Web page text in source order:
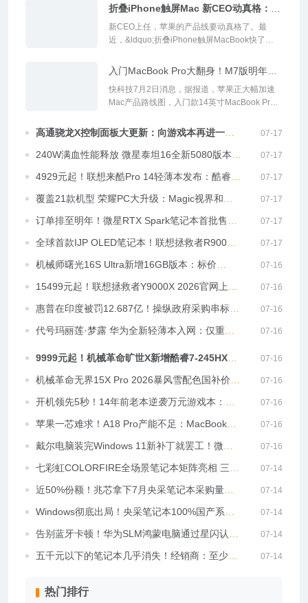
折叠iPhone触屏Mac 新CEO动真格：苹
果下一步棋怎么走
新CEO上任，苹果的产品线要动真格了。最
近，&ldquo;折叠iPhone触屏MacBook快了
统代码里嗅到了痕迹。macOS&nbsp;27的
入门MacBook Pro大翻身！M7版明年上
半年发：Ultra同款设计
快科技7月2日消息，据报道，苹果正大幅加速
Mac产品路线图，入门款14英寸MacBook Pro
MacBook Ultra的同款设计语言，这意味着用户
高通骁龙X控制面板大更新：向游戏本再进一
步！
07-17
240W满血性能释放 微星泰坦16全新5080版本开
售 国补低至16299元
07-17
4929元起！联想来酷Pro 14轻薄本发布：酷睿/
锐龙双版本可选
07-17
覆盖21款机型 荣耀PC大升级：Magic视界和
YOYO Claw焕新
07-17
订单排至明年！微星RTX Spark笔记本首批售
罄：已紧急增调配额
07-17
全球首款IJP OLED笔记本！联想拯救者R9000P
即将登场
07-17
机械师曙光16S Ultra新增16GB版本：标价
11999元比32GB版本还贵！
07-16
15499元起！联想拯救者Y9000X 2026官网上
线：可选RTX 5060/5070
07-16
惠普在印度被罚12.687亿！操纵政府采购串标：
笔记本、台式机全涉事
07-16
代号玛丽莲·梦露 华为全新轻薄本入网：仅重
700g 刷新行业纪录
07-16
9999元起！机械革命旷世X新增酷睿7-245HX
版：RTX5060/5070可选
07-16
机械革命无界15X Pro 2026暴风雪配色国补价
6799元：配锐龙AI 9 HX 470
07-16
开机领先5秒！14年前老本逆袭万元游戏本：全
靠把系统装内存里
07-16
苹果一芯难求！A18 Pro产能不足：MacBook
Neo出货量暴降40%
07-16
戴尔电脑装完Windows 11新补丁就罢工！微软
紧急停止推送
07-16
七彩虹COLORFIRE全场景笔记本矩阵亮相 三款
主力机型圈粉无数
07-14
近50%份额！兆芯拿下7月央采笔记本采购量榜
首
07-14
Windows彻底出局！央采笔记本100%国产系
统：联想成最大赢家
07-14
告别蓝牙卡顿！华为SLM鸿蒙电脑通过星闪认证
直连星闪键鼠手柄
07-14
五千元以下的笔记本几乎消失！经销商：至少一
07-14
热门排行